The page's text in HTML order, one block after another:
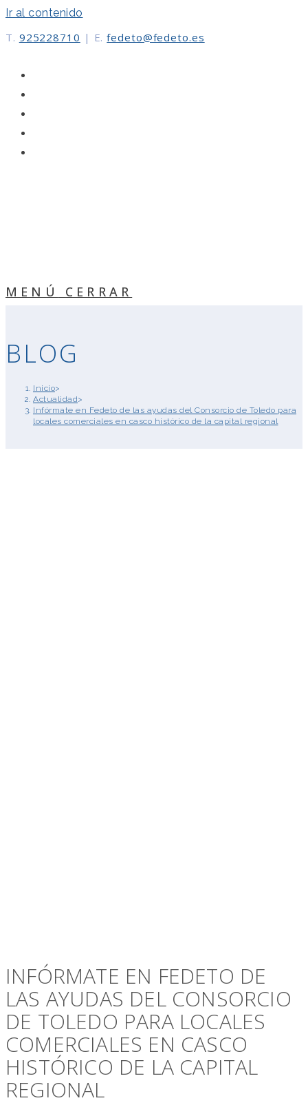
Ir al contenido
T. 925228710 | E. fedeto@fedeto.es
MENÚ CERRAR
BLOG
Inicio>
Actualidad>
Infórmate en Fedeto de las ayudas del Consorcio de Toledo para
locales comerciales en casco histórico de la capital regional
INFÓRMATE EN FEDETO DE
LAS AYUDAS DEL CONSORCIO
DE TOLEDO PARA LOCALES
COMERCIALES EN CASCO
HISTÓRICO DE LA CAPITAL
REGIONAL